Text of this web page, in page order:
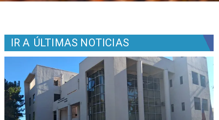
IR A ÚLTIMAS NOTICIAS